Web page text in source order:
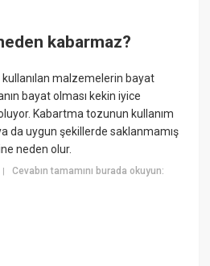
kabarmaz?
malzemelerin bayat
bayat olması kekin iyice
Kabartma tozunun kullanım
da uygun şekillerde saklanmamış
neden olur.
|Cevabın tamamını burada okuyun: